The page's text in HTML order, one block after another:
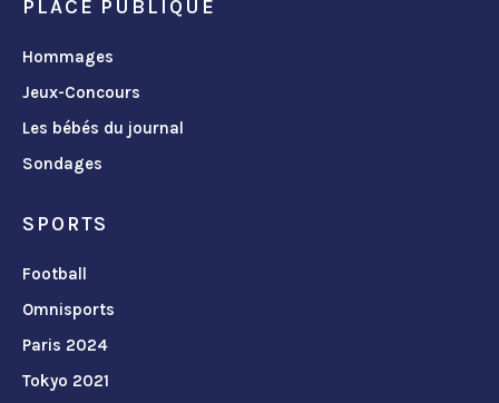
PLACE PUBLIQUE
Hommages
Jeux-Concours
Les bébés du journal
Sondages
SPORTS
Football
Omnisports
Paris 2024
Tokyo 2021